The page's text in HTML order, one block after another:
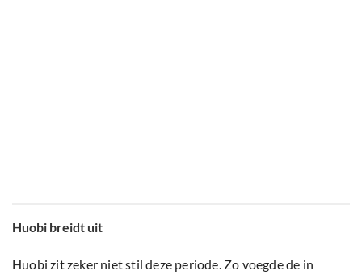
Huobi breidt uit
Huobi zit zeker niet stil deze periode. Zo voegde de in